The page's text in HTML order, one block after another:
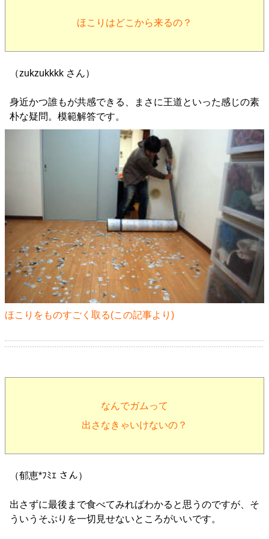
ほこりはどこから来るの？
（zukzukkkk さん）
身近かつ誰もが共感できる、まさに王道といった感じの素
朴な疑問。模範解答です。
ほこりをものすごく取る(この記事より)
なんでガムって
出さなきゃいけないの？
（郁恵*ﾌﾐｴ さん）
出さずに最後まで食べてみればわかると思うのですが、そ
ういうそぶりを一切見せないところがいいです。